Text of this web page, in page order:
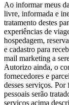
Ao informar meus
livre, informada e
tratamento destes
experiências de
hospedagem,
e cadastro para
mail marketing a
Autorizo ainda, o
fornecedores e
desses serviços.
pessoais serão
serviços acima